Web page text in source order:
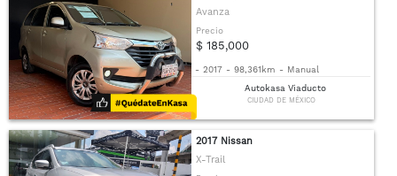
Avanza
Precio
$ 185,000
- 2017 - 98,361km - Manual
Autokasa Viaducto
CIUDAD DE MÉXICO
2017 Nissan
X-Trail